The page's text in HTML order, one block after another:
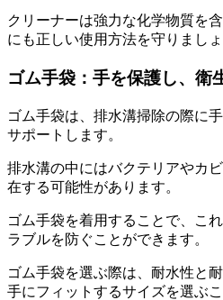
クリーナーは強力な化学物質を
にも正しい使用方法を守りましょ
ゴム手袋：手を保護し、衛
ゴム手袋は、排水溝掃除の際に
サポートします。
排水溝の中にはバクテリアやカ
在する可能性があります。
ゴム手袋を着用することで、こ
ラブルを防ぐことができます。
ゴム手袋を選ぶ際は、耐水性と
手にフィットするサイズを選ぶこ